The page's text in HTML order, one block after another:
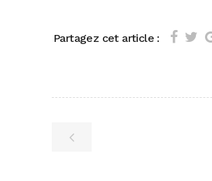
Partagez cet article :